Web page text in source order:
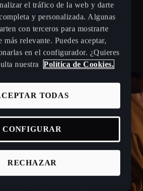
posible. Optimiza
de conducción con
CONNECT Plus.
el tráfico de la web y darte
y personalizada. Algunas
con terceros para mostrarte
relevante. Puedes aceptar,
en el configurador. ¿Quieres
nuestra Política de Cookies.
RECHAZAR
TODAS
CONFIGURAR